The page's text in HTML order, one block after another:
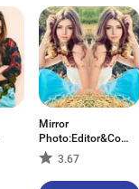
Mirror
Photo:Editor&Collage
(HD)3.67